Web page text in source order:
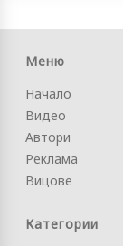
Меню
Начало
Видео
Автори
Реклама
Вицове
Категории